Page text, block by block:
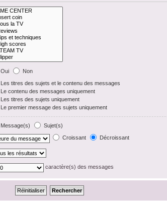
Oui
Non
Les titres des sujets et le contenu des messages
Le contenu des messages uniquement
Les titres des sujets uniquement
Le premier message des sujets uniquement
Message(s)
Sujet(s)
Croissant Décroissant
caractère(s) des messages